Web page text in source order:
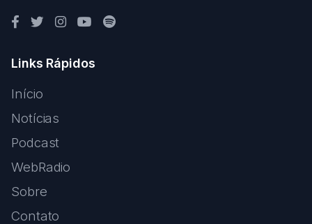
Links Rápidos
Início
Notícias
Podcast
WebRadio
Sobre
Contato